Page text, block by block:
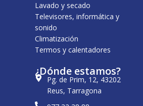
Lavado y secado
Televisores, informática y
sonido
Climatización
Termos y calentadores
¿Dónde estamos?
Pg. de Prim, 12, 43202
Reus, Tarragona